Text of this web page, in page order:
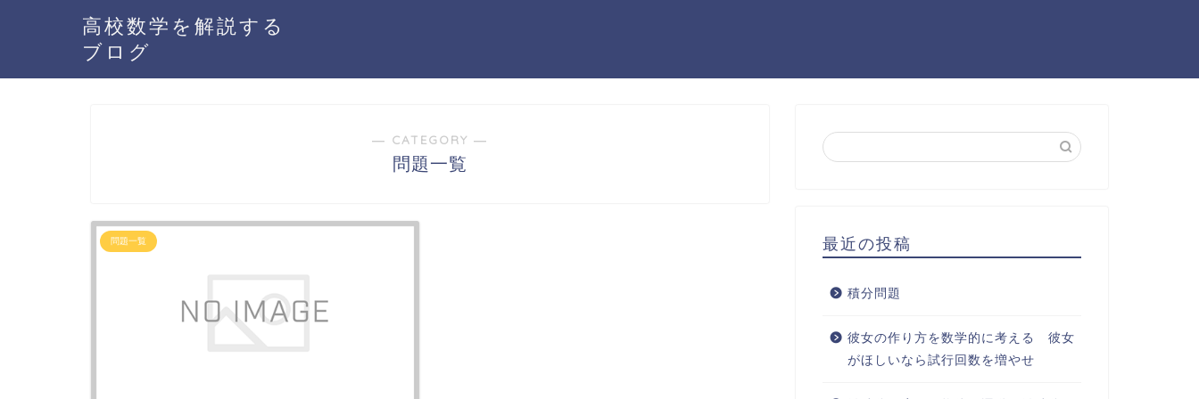
高校数学を解説する
ブログ
― CATEGORY ―
問題一覧
問題一覧 最近の投稿
積分問題
彼女の作り方を数学的に考える 彼女
がほしいなら試行回数を増やせ